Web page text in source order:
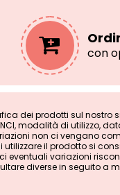
con
dei prodotti sul nostro
modalità di utilizzo,
non ci vengano
il prodotto si
eventuali variazioni
diverse in seguito a